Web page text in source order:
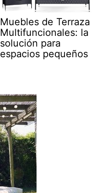
Muebles de Terraza
Multifuncionales: la
solución para
espacios pequeños